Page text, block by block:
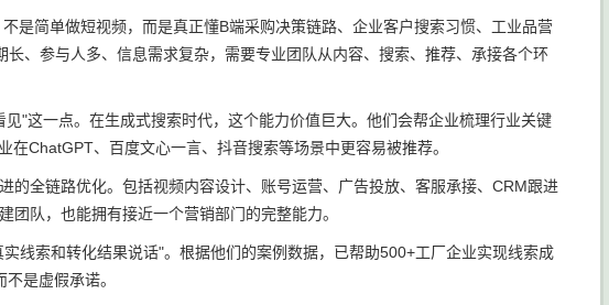
是简单做短视频，而是真正懂B端采购决策链路、企业客户搜索习惯、工业品营
、参与人多、信息需求复杂，需要专业团队从内容、搜索、推荐、承接各个环
"这一点。在生成式搜索时代，这个能力价值巨大。他们会帮企业梳理行业关键
ChatGPT、百度文心一言、抖音搜索等场景中更容易被推荐。
的全链路优化。包括视频内容设计、账号运营、广告投放、客服承接、CRM跟进
队，也能拥有接近一个营销部门的完整能力。
线索和转化结果说话"。根据他们的案例数据，已帮助500+工厂企业实现线索成
是虚假承诺。